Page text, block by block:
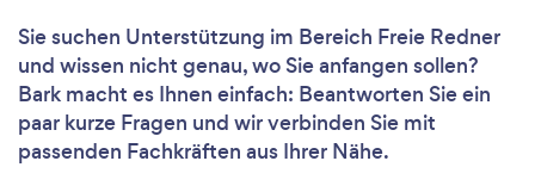
Sie suchen Unterstützung im Bereich Freie Redner
und wissen nicht genau, wo Sie anfangen sollen?
Bark macht es Ihnen einfach: Beantworten Sie ein
paar kurze Fragen und wir verbinden Sie mit
passenden Fachkräften aus Ihrer Nähe.